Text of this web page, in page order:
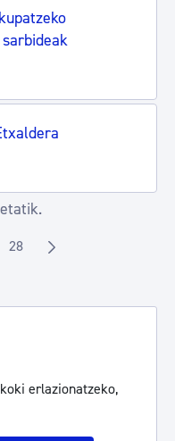
Pages Use TAB to
Orrialdea
28
erlazionatzeko,